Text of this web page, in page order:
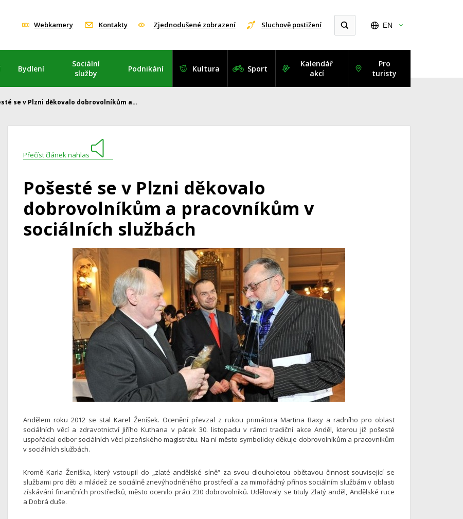
Webkamery Kontakty Zjednodušené zobrazení Sluchově postižení EN
Bydlení
Sociální
služby
Podnikání Kultura Sport
Kalendář
akcí
Pro
turisty
se v Plzni děkovalo dobrovolníkům a…
Přečíst článek nahlas
Pošesté se v Plzni děkovalo
dobrovolníkům a pracovníkům v
sociálních službách
Andělem roku 2012 se stal Karel Ženíšek. Ocenění převzal z rukou primátora Martina Baxy a radního pro oblast
sociálních věcí a zdravotnictví Jiřího Kuthana v pátek 30. listopadu v rámci tradiční akce Anděl, kterou již pošesté
uspořádal odbor sociálních věcí plzeňského magistrátu. Na ní město symbolicky děkuje dobrovolníkům a pracovníkům
v sociálních službách.
Kromě Karla Ženíška, který vstoupil do „zlaté andělské síně“ za svou dlouholetou obětavou činnost související se
službami pro děti a mládež ze sociálně znevýhodněného prostředí a za mimořádný přínos sociálním službám v oblasti
získávání finančních prostředků, město ocenilo práci 230 dobrovolníků. Udělovaly se tituly Zlatý anděl, Andělské ruce
a Dobrá duše.